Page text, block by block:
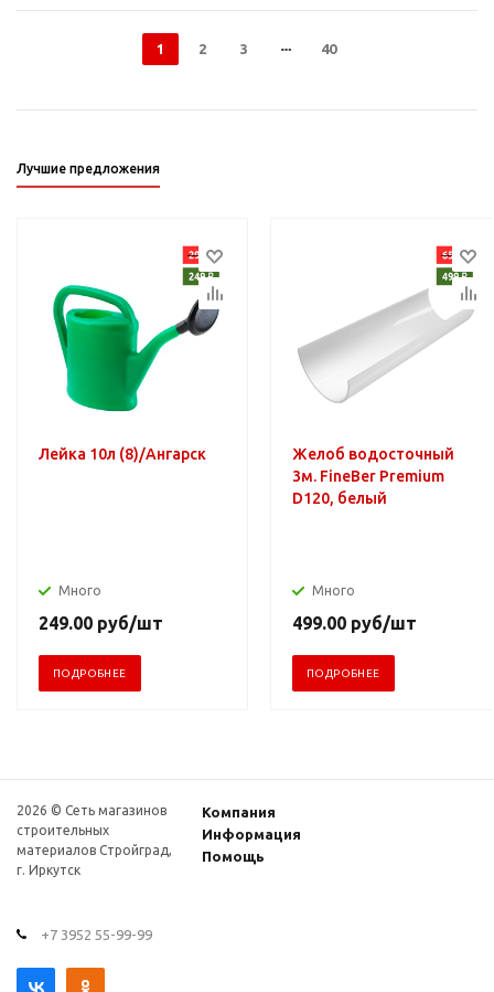
1 2 3 40
Лучшие предложения
Лейка 10л (8)/Ангарск
Много
249.00 руб/шт
ПОДРОБНЕЕ
Желоб водосточный
3м. FineBer Premium
D120, белый
Много
499.00 руб/шт
ПОДРОБНЕЕ
2026 © Сеть магазинов
строительных
материалов Стройград,
г. Иркутск
Компания
Информация
Помощь
+7 3952 55-99-99